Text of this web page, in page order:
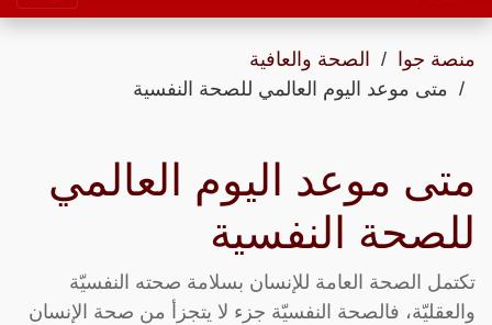
منصة جوا
الصحة والعافية
متى موعد اليوم العالمي للصحة النفسية
متى موعد اليوم العالمي
للصحة النفسية
تكتمل الصحة العامة للإنسان بسلامة صحته النفسيّة
والعقليّة، فالصحة النفسيّة جزء لا يتجزأ من صحة الإنسان